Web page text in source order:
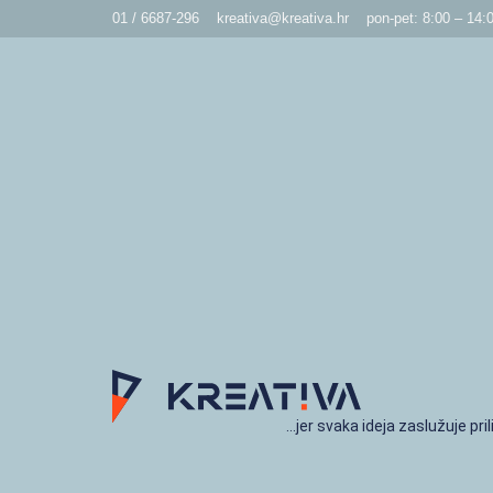
01 / 6687-296 kreativa@kreativa.hr pon-pet: 8:00 –
…jer svaka ideja zaslužuje